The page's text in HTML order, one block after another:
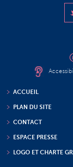
ACCUEIL
PLAN DU SITE
CONTACT
ESPACE PRESSE
LOGO ET CHARTE